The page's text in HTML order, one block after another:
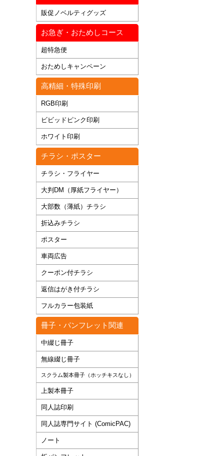
販促ノベルティグッズ
お急ぎ・おためしコース
超特急便
おためしキャンペーン
高精細・特殊印刷
RGB印刷
ビビッドピンク印刷
ホワイト印刷
チラシ・ポスター
チラシ・フライヤー
大判DM（厚紙フライヤー）
大部数（薄紙）チラシ
折込みチラシ
ポスター
車両広告
クーポン付チラシ
返信はがき付チラシ
フルカラー包装紙
冊子・パンフレット関連
中綴じ冊子
無線綴じ冊子
スクラム製本冊子（ホッチキスなし）
上製本冊子
同人誌印刷
同人誌専門サイト (ComicPAC)
ノート